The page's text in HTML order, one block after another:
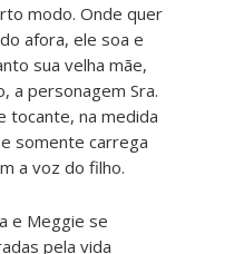
modo. Onde quer
afora, ele soa e
sua velha mãe,
a personagem Sra.
tocante, na medida
somente carrega
a voz do filho.
e Meggie se
pela vida